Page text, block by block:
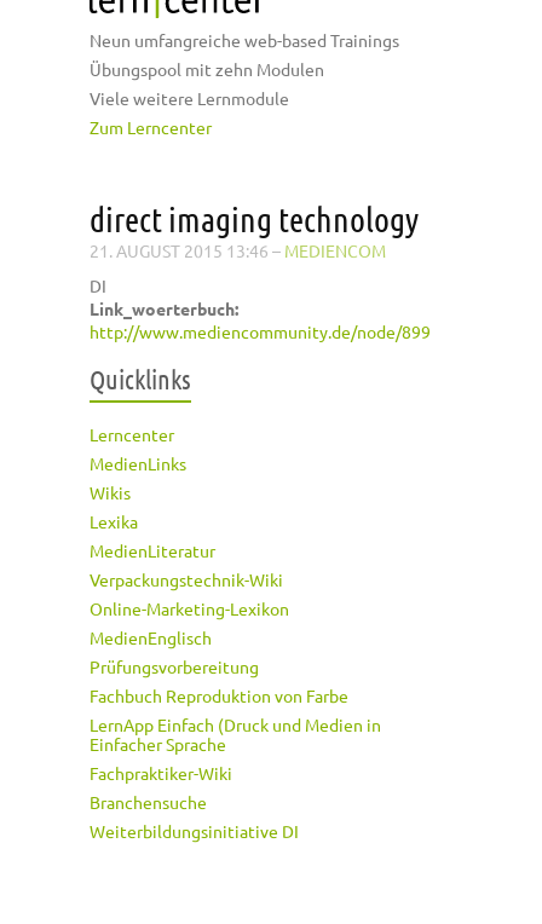
Neun umfangreiche web-based Trainings
Übungspool mit zehn Modulen
Viele weitere Lernmodule
Zum Lerncenter
direct imaging technology
21. AUGUST 2015 13:46 – MEDIENCOM
DI
Link_woerterbuch:
http://www.mediencommunity.de/node/899
Quicklinks
Lerncenter
MedienLinks
Wikis
Lexika
MedienLiteratur
Verpackungstechnik-Wiki
Online-Marketing-Lexikon
MedienEnglisch
Prüfungsvorbereitung
Fachbuch Reproduktion von Farbe
LernApp Einfach (Druck und Medien in
Einfacher Sprache
Fachpraktiker-Wiki
Branchensuche
Weiterbildungsinitiative DI